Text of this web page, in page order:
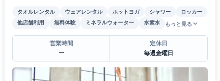
タオルレンタル ウェアレンタル ホットヨガ シャワー
ロッカー
他店舗利用
無料体験 ミネラルウォーター 水素水 もっと見る
営業時間
ー
定休日
毎週金曜日